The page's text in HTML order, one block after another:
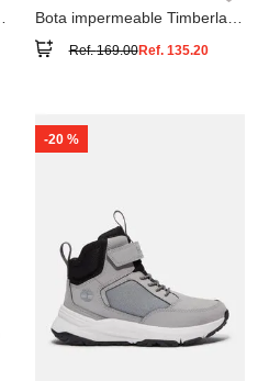
Bota impermeable Timberland
Ref.169.00Ref. 135.20
-20 %